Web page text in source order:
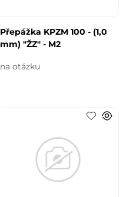
Přepážka KPZM 100 - (1,0
mm) "ŽZ" - M2
na otázku